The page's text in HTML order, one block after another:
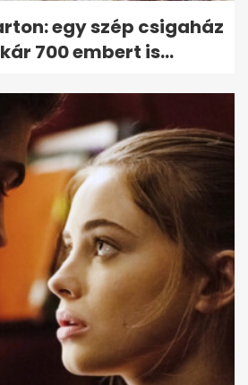
egy szép csigaház
700 embert is...